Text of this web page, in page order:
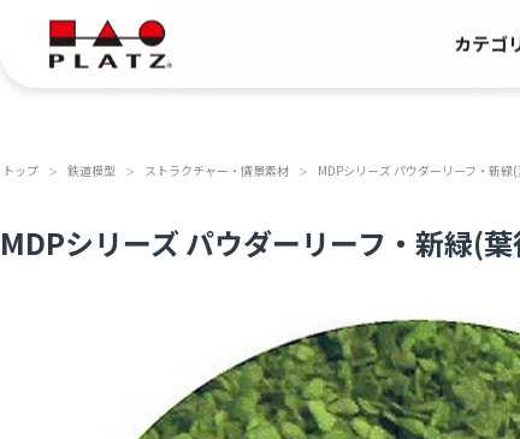
カテゴ
トップ ＞ 鉄道模型 ＞ ストラクチャー・情景素材 ＞ MDPシリーズ パウダーリーフ・新
MDPシリーズ パウダーリーフ・新緑(